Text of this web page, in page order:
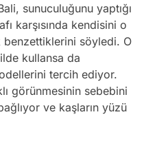
sunuculuğunu yaptığı
karşısında kendisini o
benzettiklerini söyledi. O
kullansa da
tercih ediyor.
görünmesinin sebebini
ve kaşların yüzü